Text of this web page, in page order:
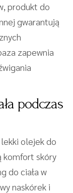
produkt do
gwarantują
zapewnia
podczas
olejek do
komfort skóry
do ciała w
naskórek i